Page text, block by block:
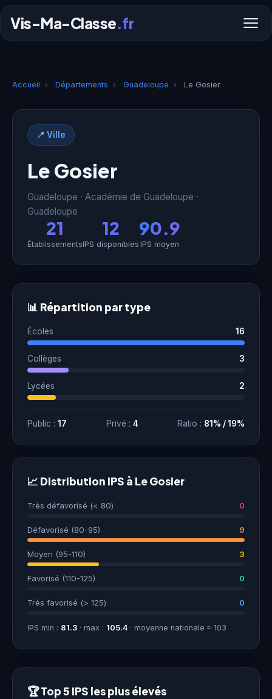
Vis-Ma-Classe.fr
Accueil › Départements › Guadeloupe › Le Gosier
📍 Ville
Le Gosier
Guadeloupe · Académie de Guadeloupe ·
Guadeloupe
21
Établissements
12
IPS disponibles
90.9
IPS moyen
📊 Répartition par type
Écoles 16
Collèges 3
Lycées 2
Public : 17 Privé : 4 Ratio : 81% / 19%
📈 Distribution IPS à Le Gosier
Très défavorisé (< 80) 0
Défavorisé (80-95) 9
Moyen (95-110) 3
Favorisé (110-125) 0
Très favorisé (> 125) 0
IPS min : 81.3 · max : 105.4 · moyenne nationale ≈ 103
🏆 Top 5 IPS les plus élevés